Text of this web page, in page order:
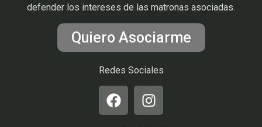
defender los intereses de las matronas asociadas.
Quiero Asociarme
Redes Sociales